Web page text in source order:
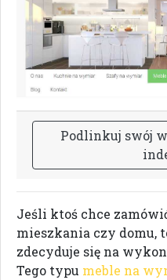
Podlinkuj swój w
ind
Jeśli ktoś chce
mieszkania czy domu,
zdecyduje się na
Tego typu meble na